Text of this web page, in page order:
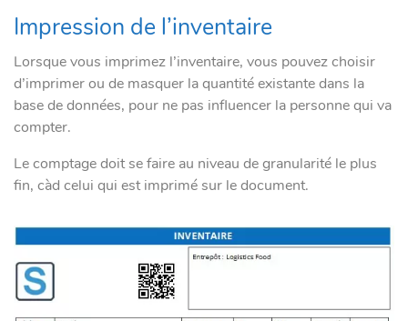
Impression de l’inventaire
Lorsque vous imprimez l’inventaire, vous pouvez choisir
d’imprimer ou de masquer la quantité existante dans la
base de données, pour ne pas influencer la personne qui va
compter.
Le comptage doit se faire au niveau de granularité le plus
fin, càd celui qui est imprimé sur le document.